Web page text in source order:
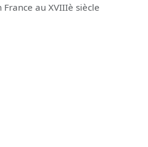
au XVIIIè siècle